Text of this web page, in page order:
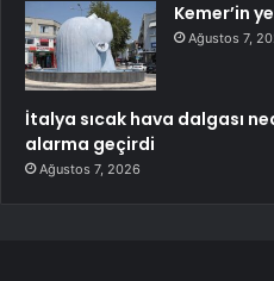
Kemer’in
Ağustos 7,
İtalya sıcak hava dalgası
alarma geçirdi
Ağustos 7, 2026